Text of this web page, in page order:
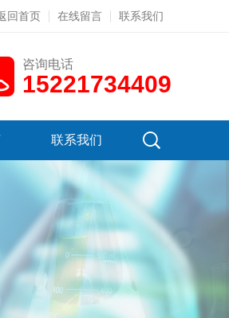
回首页 在线留言 联系我们
咨询电话
15221734409
联系我们